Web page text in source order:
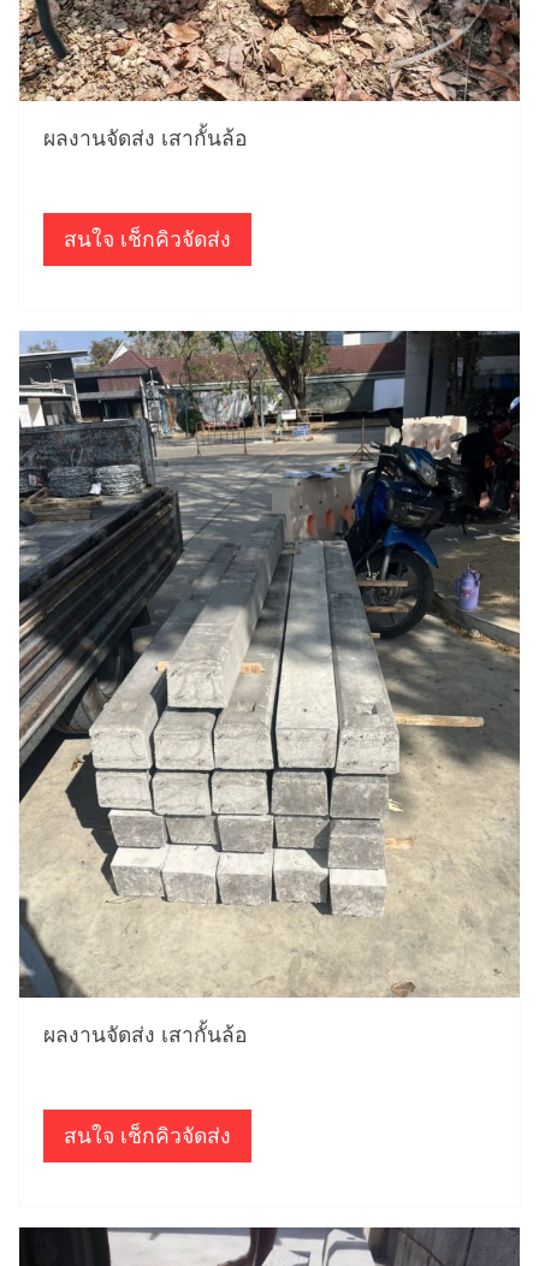
ผลงานจัดส่ง เสากั้นล้อ
สนใจ เช็กคิวจัดส่ง
ผลงานจัดส่ง เสากั้นล้อ
สนใจ เช็กคิวจัดส่ง